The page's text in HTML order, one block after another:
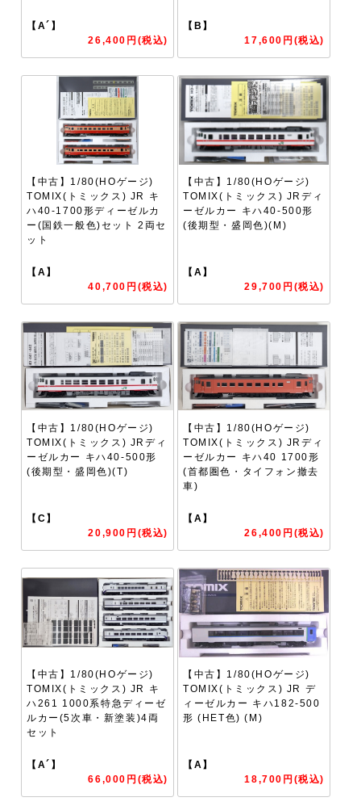
【A´】
26,400円(税込)
【B】
17,600円(税込)
【中古】1/80(HOゲージ)
TOMIX(トミックス) JR キ
ハ40-1700形ディーゼルカ
ー(国鉄一般色)セット 2両セ
ット
【A】
40,700円(税込)
【中古】1/80(HOゲージ)
TOMIX(トミックス) JRディ
ーゼルカー キハ40-500形
(後期型・盛岡色)(M)
【A】
29,700円(税込)
【中古】1/80(HOゲージ)
TOMIX(トミックス) JRディ
ーゼルカー キハ40-500形
(後期型・盛岡色)(T)
【C】
20,900円(税込)
【中古】1/80(HOゲージ)
TOMIX(トミックス) JRディ
ーゼルカー キハ40 1700形
(首都圏色・タイフォン撤去
車)
【A】
26,400円(税込)
【中古】1/80(HOゲージ)
TOMIX(トミックス) JR キ
ハ261 1000系特急ディーゼ
ルカー(5次車・新塗装)4両
セット
【A´】
66,000円(税込)
【中古】1/80(HOゲージ)
TOMIX(トミックス) JR デ
ィーゼルカー キハ182-500
形 (HET色) (M)
【A】
18,700円(税込)